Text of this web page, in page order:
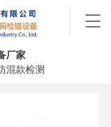
厂家
混款检测